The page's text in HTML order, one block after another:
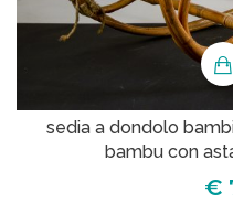
sedia a dondolo
bambu con
€